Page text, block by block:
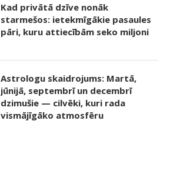
Kad privātā dzīve nonāk
starmešos: ietekmīgākie pasaules
pāri, kuru attiecībām seko miljoni
Astrologu skaidrojums: Martā,
jūnijā, septembrī un decembrī
dzimušie — cilvēki, kuri rada
vismājīgāko atmosfēru